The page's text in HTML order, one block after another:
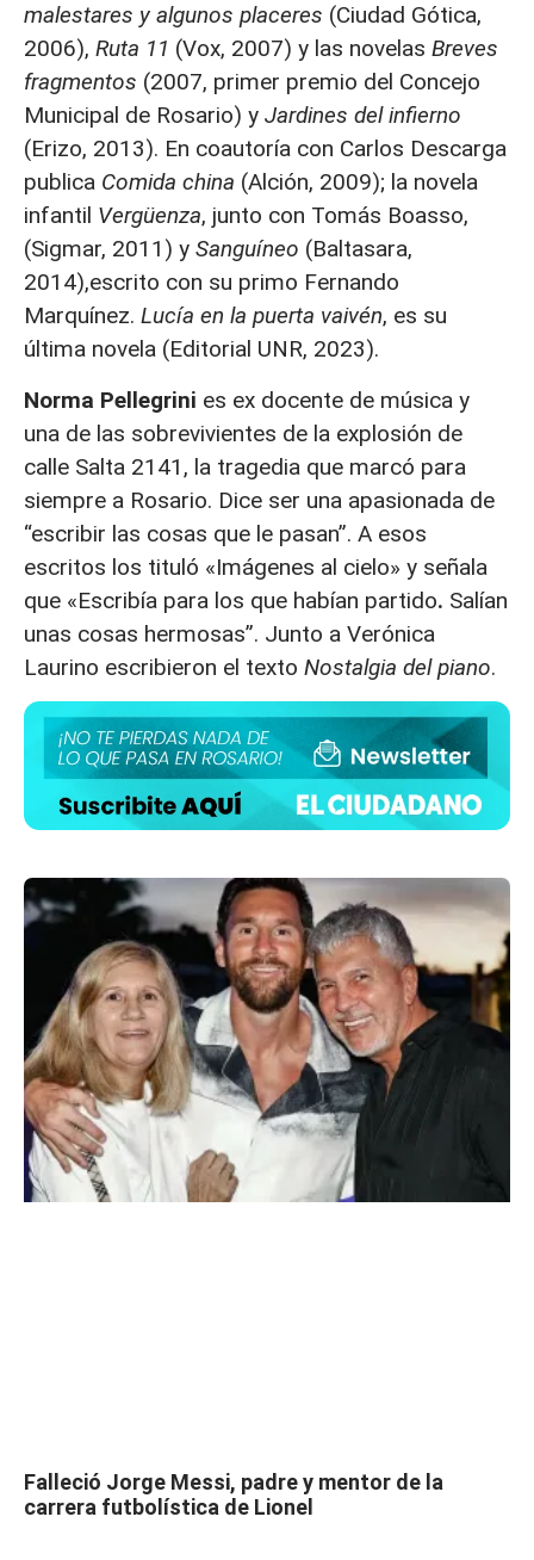
malestares y algunos placeres (Ciudad Gótica,
2006), Ruta 11 (Vox, 2007) y las novelas Breves
fragmentos (2007, primer premio del Concejo
Municipal de Rosario) y Jardines del infierno
(Erizo, 2013). En coautoría con Carlos Descarga
publica Comida china (Alción, 2009); la novela
infantil Vergüenza, junto con Tomás Boasso,
(Sigmar, 2011) y Sanguíneo (Baltasara,
2014),escrito con su primo Fernando
Marquínez. Lucía en la puerta vaivén, es su
última novela (Editorial UNR, 2023).
Norma Pellegrini es ex docente de música y
una de las sobrevivientes de la explosión de
calle Salta 2141, la tragedia que marcó para
siempre a Rosario. Dice ser una apasionada de
“escribir las cosas que le pasan”. A esos
escritos los tituló «Imágenes al cielo» y señala
que «Escribía para los que habían partido. Salían
unas cosas hermosas”. Junto a Verónica
Laurino escribieron el texto Nostalgia del piano.
Falleció Jorge Messi, padre y mentor de la
carrera futbolística de Lionel